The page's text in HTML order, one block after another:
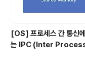
[OS] 프로세스 간 통신
는 IPC (Inter